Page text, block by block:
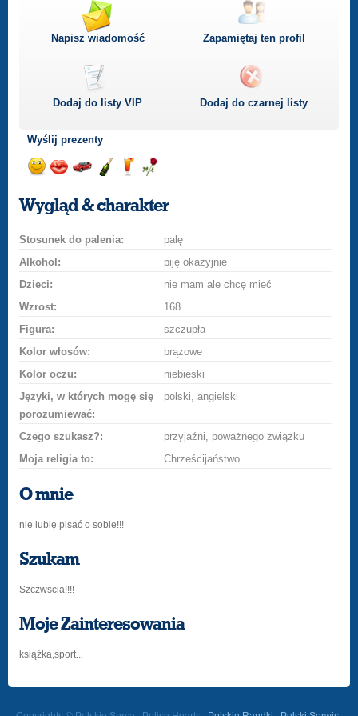
Napisz wiadomość Zapamiętaj ten profil
Dodaj do listyVIP Dodaj do czarnej listy
Wyślij prezenty
uśmiech
buziakasamochodem
szampana
drinka
różę
Wygląd & charakter
Stosunek do palenia:
palę
Alkohol:
piję okazyjnie
Dzieci:
nie mam ale chcę mieć
Wzrost:
168
Figura:
szczupła
Kolor włosów:
brązowe
Kolor oczu:
niebieski
Języki, w których mogę się
porozumiewać:
polski, angielski
Czego szukasz?:
przyjaźni, poważnego związku
Moja religia to:
Chrześcijaństwo
O mnie
nie lubię pisać o sobie!!!
Szukam
Szczwscia!!!!
Moje Zainteresowania
książka,sport...